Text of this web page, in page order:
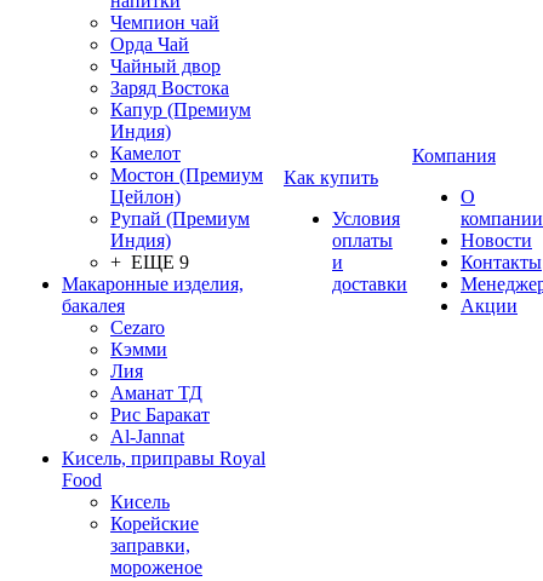
Чемпион чай
Орда Чай
Чайный двор
Заряд Востока
Капур (Премиум
Индия)
Камелот
Мостон (Премиум
Цейлон)
Рупай (Премиум
Индия)
+ ЕЩЕ 9
Макаронные изделия,
бакалея
Cezaro
Кэмми
Лия
Аманат ТД
Рис Баракат
Al-Jannat
Кисель, приправы Royal
Food
Кисель
Корейские
заправки,
мороженое
Как купить
Условия
оплаты
и
доставки
Компания
О
компании
Новости
Контакты
Акции